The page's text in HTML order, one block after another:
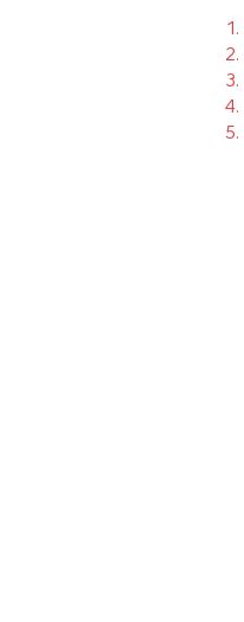
1.
2.
3.
4.
5.